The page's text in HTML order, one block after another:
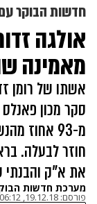
חדשות הבוקר עם
אולגה
מאמינה
אשתו של רומן
סקר מכון
מ-93 אחוז
חוזר לבעלה.
את א"ק
מערכת חדשות
פורסם: 19.12.18, 06:12